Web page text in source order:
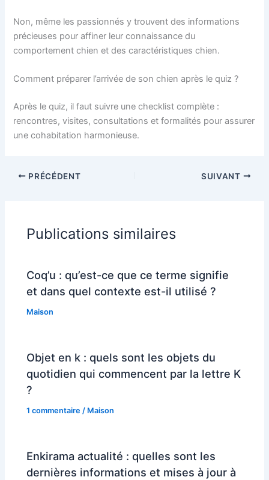
Non, même les passionnés y trouvent des informations
précieuses pour affiner leur connaissance du
comportement chien et des caractéristiques chien.
Comment préparer l’arrivée de son chien après le quiz ?
Après le quiz, il faut suivre une checklist complète :
rencontres, visites, consultations et formalités pour assurer
une cohabitation harmonieuse.
PRÉCÉDENT SUIVANT
Publications similaires
Coq’u : qu’est-ce que ce terme signifie
et dans quel contexte est-il utilisé ?
Maison
Objet en k : quels sont les objets du
quotidien qui commencent par la lettre K
?
1 commentaire / Maison
Enkirama actualité : quelles sont les
dernières informations et mises à jour à